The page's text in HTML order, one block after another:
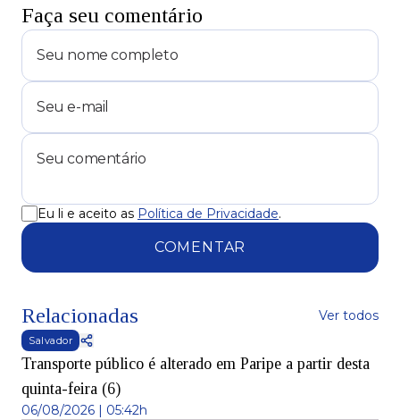
Faça seu comentário
Eu li e aceito as Política de Privacidade.
COMENTAR
Relacionadas Ver todos
Salvador
Transporte público é alterado em Paripe a partir desta
quinta-feira (6)
06/08/2026 | 05:42h